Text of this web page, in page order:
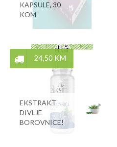
KAPSULE, 30
KOM
24,50 KM
EKSTRAKT
DIVLJE
BOROVNICE!